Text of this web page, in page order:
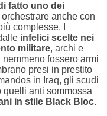
fatto uno dei
anche con
complesse. I
infelici scelte nei
militare, archi e
fossero armi
presi in prestito
in Iraq, gli scudi
anti sommossa
in stile Black Bloc.